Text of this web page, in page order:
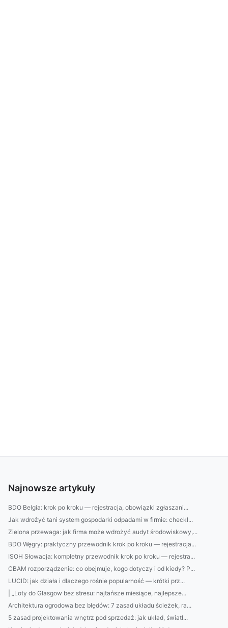
Najnowsze artykuły
BDO Belgia: krok po kroku — rejestracja, obowiązki zgłaszani...
Jak wdrożyć tani system gospodarki odpadami w firmie: checkl...
Zielona przewaga: jak firma może wdrożyć audyt środowiskowy,...
BDO Węgry: praktyczny przewodnik krok po kroku — rejestracja...
ISOH Słowacja: kompletny przewodnik krok po kroku — rejestra...
CBAM rozporządzenie: co obejmuje, kogo dotyczy i od kiedy? P...
LUCID: jak działa i dlaczego rośnie popularność — krótki prz...
| „Loty do Glasgow bez stresu: najtańsze miesiące, najlepsze...
Architektura ogrodowa bez błędów: 7 zasad układu ścieżek, ra...
5 zasad projektowania wnętrz pod sprzedaż: jak układ, światł...